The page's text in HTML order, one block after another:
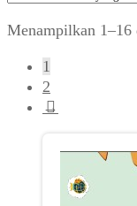
Menampilkan 1–16
1
2
→